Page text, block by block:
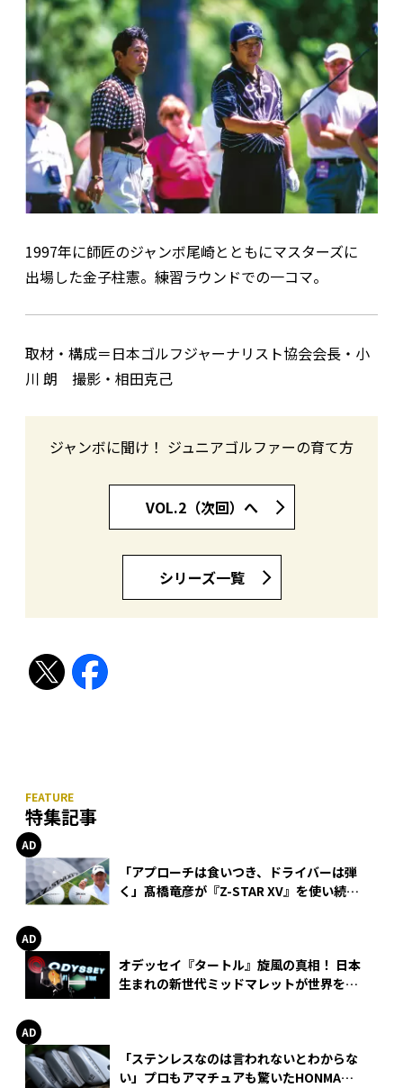
1997年に師匠のジャンボ尾崎とともにマスターズに
出場した金子柱憲。練習ラウンドでの一コマ。
取材・構成＝日本ゴルフジャーナリスト協会会長・小
川 朗 撮影・相田克己
ジャンボに聞け！ ジュニアゴルファーの育て方
VOL.2（次回）へ
シリーズ一覧
特集記事
「アプローチは食いつき、ドライバーは弾
く」髙橋竜彦が『Z-STAR XV』を使い続け
オデッセイ『タートル』旋風の真相！ 日本
生まれの新世代ミッドマレットが世界を席
「ステンレスなのは言われないとわからな
い」プロもアマチュアも驚いたHONMA